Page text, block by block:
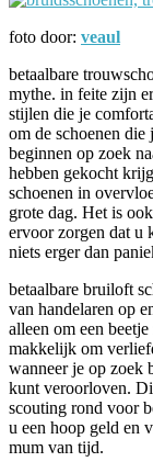
foto door: veaul
betaalbare
mythe. in feite zijn
stijlen die je
om de schoenen
beginnen op zoek
hebben gekocht
schoenen in
grote dag. Het is
ervoor zorgen dat u
niets erger dan
betaalbare bruiloft
van handelaren op
alleen om een
makkelijk om
wanneer je op zoek
kunt veroorloven.
scouting rond voor
u een hoop geld en
mum van tijd.